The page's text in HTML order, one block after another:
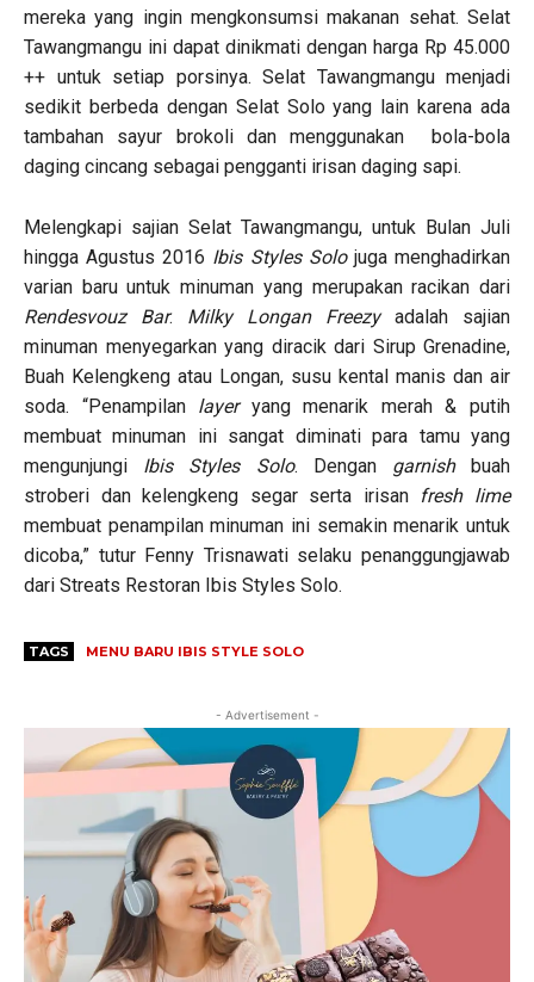
mereka yang ingin mengkonsumsi makanan sehat. Selat
Tawangmangu ini dapat dinikmati dengan harga Rp 45.000
++ untuk setiap porsinya. Selat Tawangmangu menjadi
sedikit berbeda dengan Selat Solo yang lain karena ada
tambahan sayur brokoli dan menggunakan bola-bola
daging cincang sebagai pengganti irisan daging sapi.
Melengkapi sajian Selat Tawangmangu, untuk Bulan Juli
hingga Agustus 2016 Ibis Styles Solojuga menghadirkan
varian baru untuk minuman yang merupakan racikan dari
Rendesvouz Bar. Milky Longan Freezyadalah sajian
minuman menyegarkan yang diracik dari Sirup Grenadine,
Buah Kelengkeng atau Longan, susu kental manis dan air
soda. “Penampilan layeryang menarik merah & putih
membuat minuman ini sangat diminati para tamu yang
mengunjungi Ibis Styles Solo. Dengan garnishbuah
stroberi dan kelengkeng segar serta irisan fresh lime
membuat penampilan minuman ini semakin menarik untuk
dicoba,” tutur Fenny Trisnawati selaku penanggungjawab
dari Streats Restoran Ibis Styles Solo.
TAGS MENU BARU IBIS STYLE SOLO
- Advertisement -